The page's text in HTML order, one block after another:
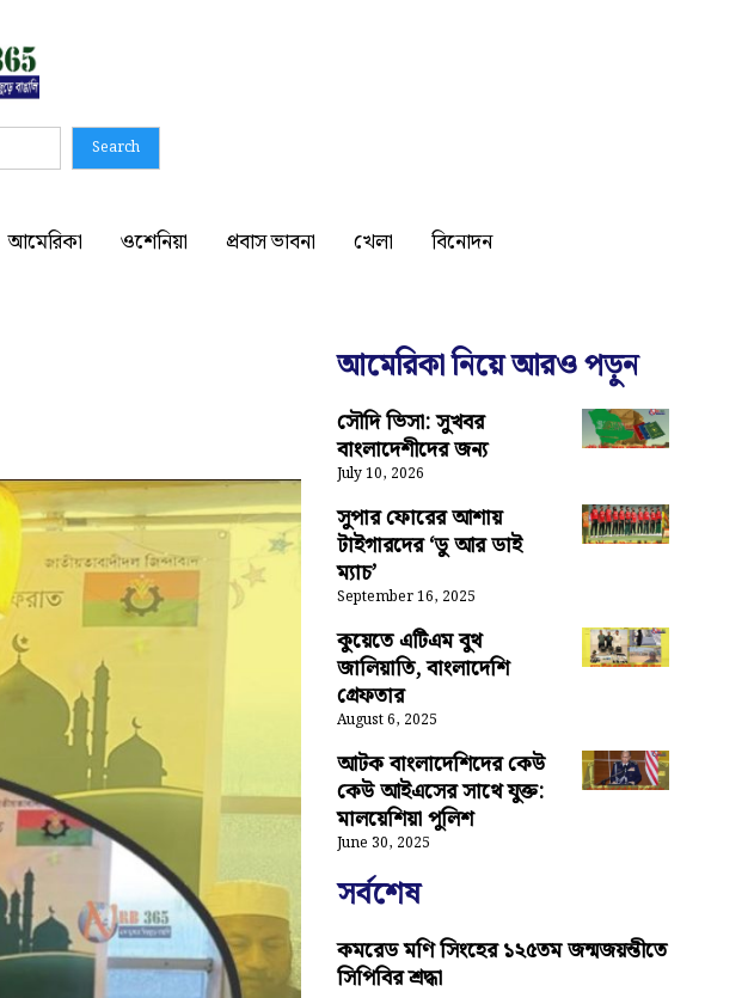
Search
আমেরিকা ওশেনিয়া প্রবাস ভাবনা খেলা বিনোদন
আমেরিকা নিয়ে আরও পড়ুন
সৌদি ভিসা: সুখবর
বাংলাদেশীদের জন্য
July 10, 2026
সুপার ফোরের আশায়
টাইগারদের ‘ডু আর ডাই
ম্যাচ’
September 16, 2025
কুয়েতে এটিএম বুথ
জালিয়াতি, বাংলাদেশি
গ্রেফতার
August 6, 2025
আটক বাংলাদেশিদের কেউ
কেউ আইএসের সাথে যুক্ত:
মালয়েশিয়া পুলিশ
June 30, 2025
সর্বশেষ
কমরেড মণি সিংহের ১২৫তম জন্মজয়ন্তীতে
সিপিবির শ্রদ্ধা